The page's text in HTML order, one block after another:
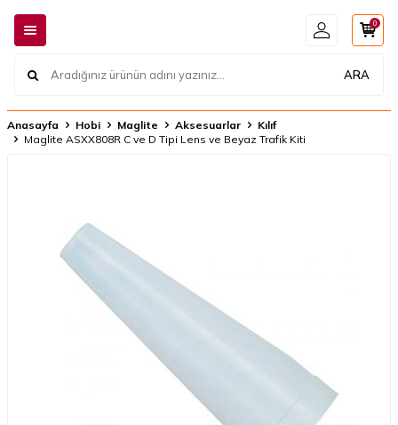
ARA
0
Anasayfa Hobi Maglite Aksesuarlar
Kılıf
Maglite ASXX808R C ve D Tipi Lens ve Beyaz Trafik Kiti